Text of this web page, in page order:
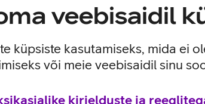
veebisaidil
küpsiste kasutamiseks, mida ei
või meie veebisaidil sinu
kirjelduste ja